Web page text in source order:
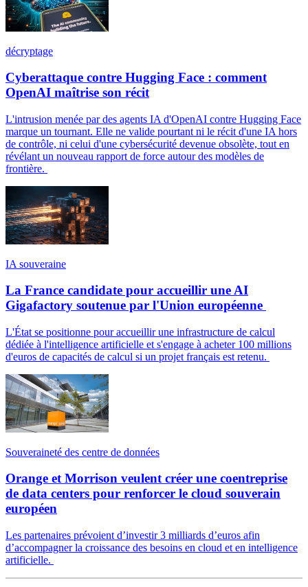
décryptage
Cyberattaque contre Hugging Face : comment
OpenAI maîtrise son récit
L'intrusion menée par des agents IA d'OpenAI contre Hugging Face
marque un tournant. Elle ne valide pourtant ni le récit d'une IA hors
de contrôle, ni celui d'une cybersécurité devenue obsolète, tout en
révélant un nouveau rapport de force autour des modèles de
frontière.
IA souveraine
La France candidate pour accueillir une AI
Gigafactory soutenue par l'Union européenne
L'État se positionne pour accueillir une infrastructure de calcul
dédiée à l'intelligence artificielle et s'engage à acheter 100 millions
d'euros de capacités de calcul si un projet français est retenu.
Souveraineté des centre de données
Orange et Morrison veulent créer une coentreprise
de data centers pour renforcer le cloud souverain
européen
Les partenaires prévoient d’investir 3 milliards d’euros afin
d’accompagner la croissance des besoins en cloud et en intelligence
artificielle.